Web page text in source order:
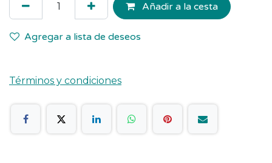
Añadir a la cesta
Agregar a lista de deseos
Términos y condiciones